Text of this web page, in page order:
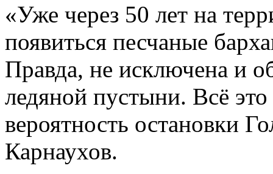
«Уже через 50 лет на
появиться песчаные
Правда, не исключена и
ледяной пустыни. Всё это
вероятность остановки
Карнаухов.